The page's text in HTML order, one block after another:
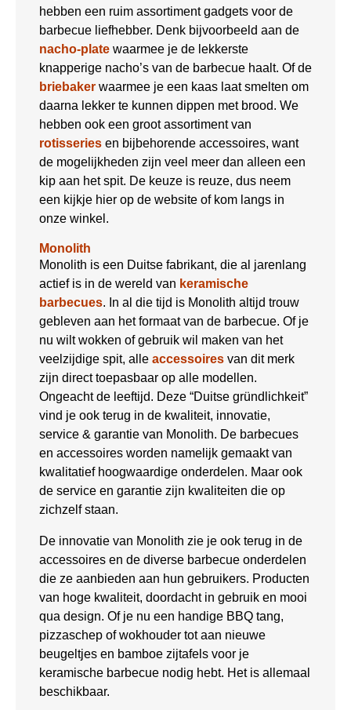
hebben een ruim assortiment gadgets voor de
barbecue liefhebber. Denk bijvoorbeeld aan de
nacho-plate waarmee je de lekkerste
knapperige nacho’s van de barbecue haalt. Of de
briebaker waarmee je een kaas laat smelten om
daarna lekker te kunnen dippen met brood. We
hebben ook een groot assortiment van
rotisseries en bijbehorende accessoires, want
de mogelijkheden zijn veel meer dan alleen een
kip aan het spit. De keuze is reuze, dus neem
een kijkje hier op de website of kom langs in
onze winkel.
Monolith
Monolith is een Duitse fabrikant, die al jarenlang
actief is in de wereld van keramische
barbecues. In al die tijd is Monolith altijd trouw
gebleven aan het formaat van de barbecue. Of je
nu wilt wokken of gebruik wil maken van het
veelzijdige spit, alle accessoires van dit merk
zijn direct toepasbaar op alle modellen.
Ongeacht de leeftijd. Deze “Duitse gründlichkeit”
vind je ook terug in de kwaliteit, innovatie,
service & garantie van Monolith. De barbecues
en accessoires worden namelijk gemaakt van
kwalitatief hoogwaardige onderdelen. Maar ook
de service en garantie zijn kwaliteiten die op
zichzelf staan.
De innovatie van Monolith zie je ook terug in de
accessoires en de diverse barbecue onderdelen
die ze aanbieden aan hun gebruikers. Producten
van hoge kwaliteit, doordacht in gebruik en mooi
qua design. Of je nu een handige BBQ tang,
pizzaschep of wokhouder tot aan nieuwe
beugeltjes en bamboe zijtafels voor je
keramische barbecue nodig hebt. Het is allemaal
beschikbaar.